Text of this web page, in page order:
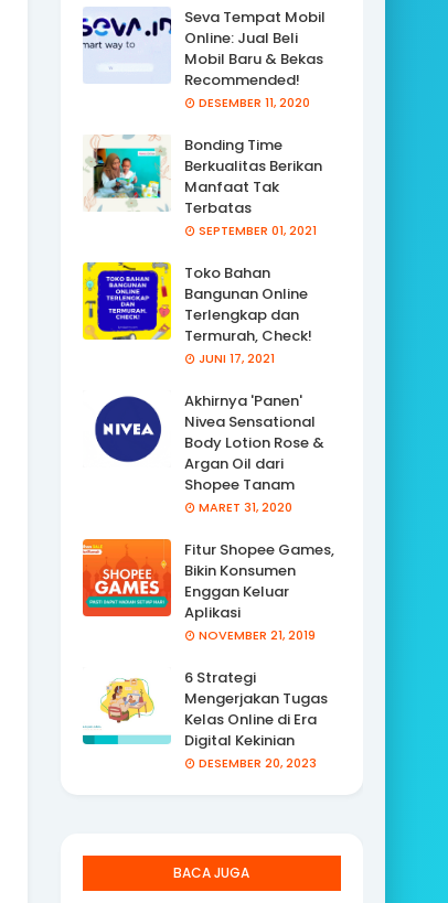
Seva Tempat Mobil
Online: Jual Beli
Mobil Baru & Bekas
Recommended!
DESEMBER 11, 2020
Bonding Time
Berkualitas Berikan
Manfaat Tak
Terbatas
SEPTEMBER 01, 2021
Toko Bahan
Bangunan Online
Terlengkap dan
Termurah, Check!
JUNI 17, 2021
Akhirnya 'Panen'
Nivea Sensational
Body Lotion Rose &
Argan Oil dari
Shopee Tanam
MARET 31, 2020
Fitur Shopee Games,
Bikin Konsumen
Enggan Keluar
Aplikasi
NOVEMBER 21, 2019
6 Strategi
Mengerjakan Tugas
Kelas Online di Era
Digital Kekinian
DESEMBER 20, 2023
BACA JUGA